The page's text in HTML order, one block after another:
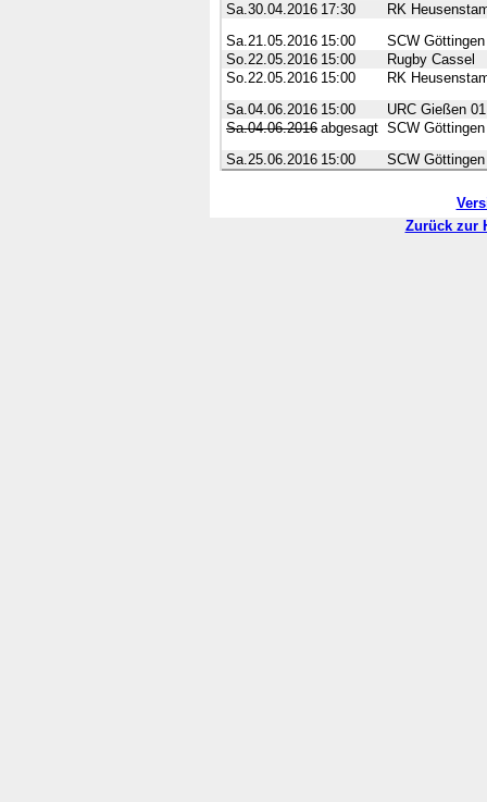
Sa.30.04.2016 17:30
RK
Sa.21.05.2016 15:00
SCW Göttingen
So.22.05.2016 15:00
Rugby Cassel
So.22.05.2016 15:00
RK
Sa.04.06.2016 15:00
URC Gießen 01
Sa.04.06.2016 abgesagt SCW Göttingen
Sa.25.06.2016 15:00 SCW Göttingen
Zurück zur